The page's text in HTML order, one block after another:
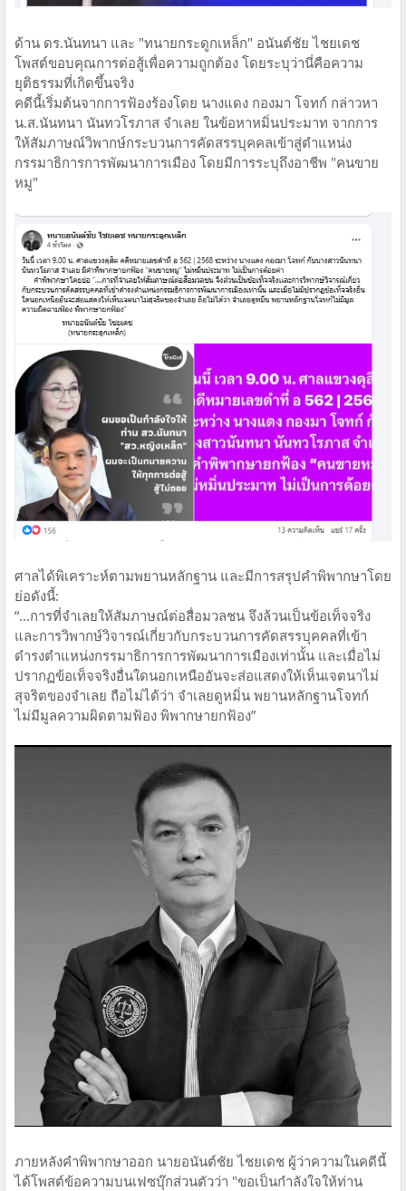
ด้าน ดร.นันทนา และ "ทนายกระดูกเหล็ก" อนันต์ชัย ไชยเดช
โพสต์ขอบคุณการต่อสู้เพื่อความถูกต้อง โดยระบุว่านี่คือความ
ยุติธรรมที่เกิดขึ้นจริง
คดีนี้เริ่มต้นจากการฟ้องร้องโดย นางแดง กองมา โจทก์ กล่าวหา
น.ส.นันทนา นันทวโรภาส จำเลย ในข้อหาหมิ่นประมาท จากการ
ให้สัมภาษณ์วิพากษ์กระบวนการคัดสรรบุคคลเข้าสู่ตำแหน่ง
กรรมาธิการการพัฒนาการเมือง โดยมีการระบุถึงอาชีพ "คนขาย
หมู"
ศาลได้พิเคราะห์ตามพยานหลักฐาน และมีการสรุปคำพิพากษาโดย
ย่อดังนี้:
“...การที่จำเลยให้สัมภาษณ์ต่อสื่อมวลชน จึงล้วนเป็นข้อเท็จจริง
และการวิพากษ์วิจารณ์เกี่ยวกับกระบวนการคัดสรรบุคคลที่เข้า
ดำรงตำแหน่งกรรมาธิการการพัฒนาการเมืองเท่านั้น และเมื่อไม่
ปรากฏข้อเท็จจริงอื่นใดนอกเหนืออันจะส่อแสดงให้เห็นเจตนาไม่
สุจริตของจำเลย ถือไม่ได้ว่า จำเลยดูหมิ่น พยานหลักฐานโจทก์
ไม่มีมูลความผิดตามฟ้อง พิพากษายกฟ้อง”
ภายหลังคำพิพากษาออก นายอนันต์ชัย ไชยเดช ผู้ว่าความในคดีนี้
ได้โพสต์ข้อความบนเฟซบุ๊กส่วนตัวว่า "ขอเป็นกำลังใจให้ท่าน